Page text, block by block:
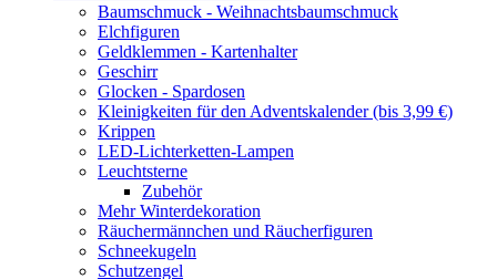
Baumschmuck - Weihnachtsbaumschmuck
Elchfiguren
Geldklemmen - Kartenhalter
Geschirr
Glocken - Spardosen
Kleinigkeiten für den Adventskalender (bis 3,99 €)
Krippen
LED-Lichterketten-Lampen
Leuchtsterne
Zubehör
Mehr Winterdekoration
Räuchermännchen und Räucherfiguren
Schneekugeln
Schutzengel